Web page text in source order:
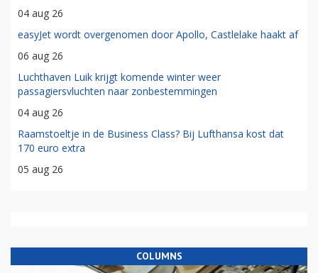
04 aug 26
easyJet wordt overgenomen door Apollo, Castlelake haakt af
06 aug 26
Luchthaven Luik krijgt komende winter weer
passagiersvluchten naar zonbestemmingen
04 aug 26
Raamstoeltje in de Business Class? Bij Lufthansa kost dat
170 euro extra
05 aug 26
COLUMNS